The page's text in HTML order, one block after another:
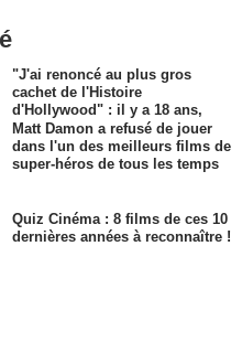
"J'ai renoncé au plus gros
cachet de l'Histoire
d'Hollywood" : il y a 18 ans,
Matt Damon a refusé de jouer
dans l'un des meilleurs films de
super-héros de tous les temps
Quiz Cinéma : 8 films de ces 10
dernières années à reconnaître !